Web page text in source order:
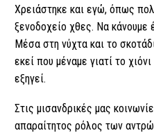
Χρειάστηκε και εγώ, όπως
ξενοδοχείο χθες. Να κάνουμε
Μέσα στη νύχτα και το
εκεί που μέναμε γιατί το
εξηγεί.
Στις μισανδρικές μας
απαραίτητος ρόλος των